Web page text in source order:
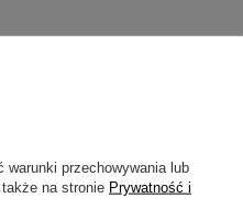
warunki przechowywania lub
na stronie Prywatność i